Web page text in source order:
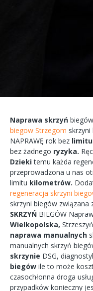
Naprawa skrzyń biegów
biegow Strzegom skrzyni
NAPRAWĘ rok bez limitu
bez żadnego ryzyka.
Dziekitemu każda
przeprowadzona u nas
limitu kilometrów.
regeneracja skrzyni
skrzyni biegów związana
SKRZYŃ BIEGÓW
Wielkopolska,
naprawa manualnych
manualnych skrzyń
skrzynie DSG,
biegów ile to może
czasochłonna droga
przypadków konieczny